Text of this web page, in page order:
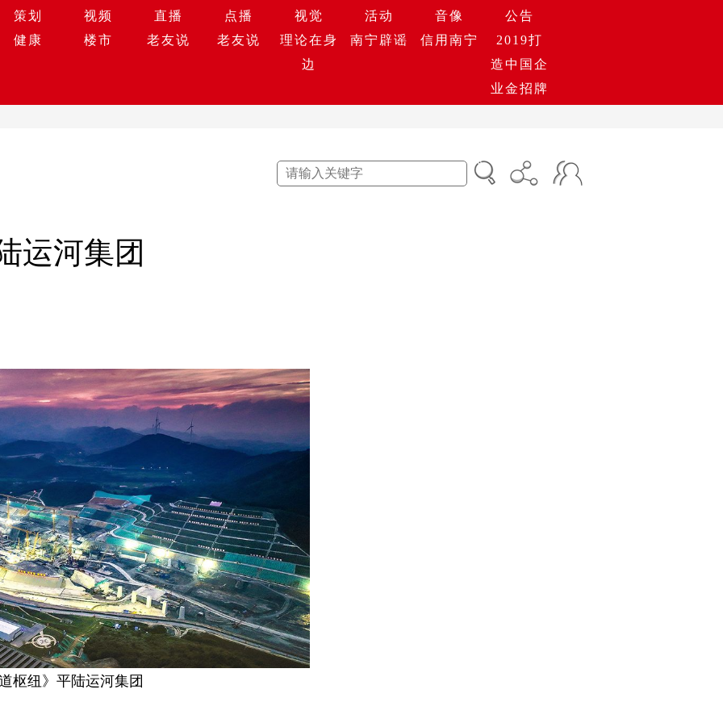
策划 视频 直播 点播 视觉 活动 音像
公告
健康
楼市 老友说 老友说
理论在身
边
南宁辟谣 信用南宁
2019打
造中国企
业金招牌
运河集团
枢纽》平陆运河集团